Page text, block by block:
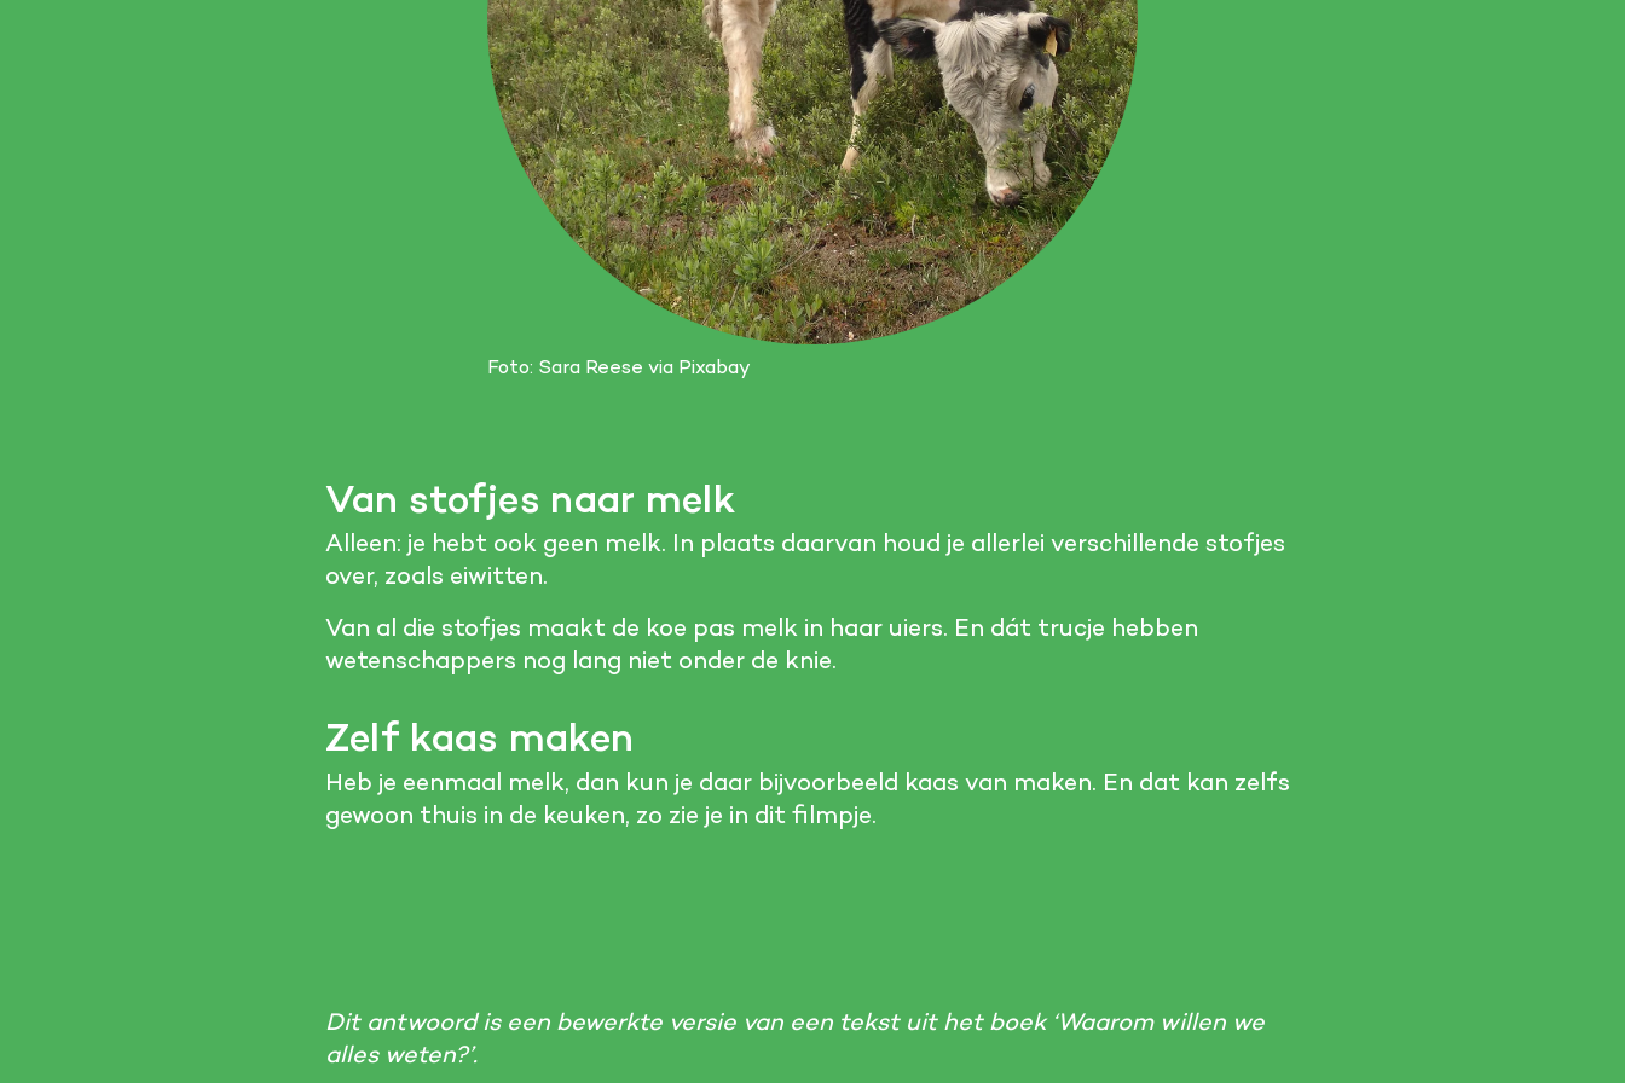
Foto: Sara Reese via Pixabay
Van stofjes naar melk
Alleen: je hebt ook geen melk. In plaats daarvan houd je allerlei verschillende stofjes
over, zoals eiwitten.
Van al die stofjes maakt de koe pas melk in haar uiers. En dát trucje hebben
wetenschappers nog lang niet onder de knie.
Zelf kaas maken
Heb je eenmaal melk, dan kun je daar bijvoorbeeld kaas van maken. En dat kan zelfs
gewoon thuis in de keuken, zo zie je in dit filmpje.
Dit antwoord is een bewerkte versie van een tekst uit het boek ‘Waarom willen we
alles weten?’.